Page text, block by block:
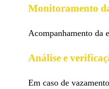
Monitoramento
Acompanhamento da
Análise e
Em caso de